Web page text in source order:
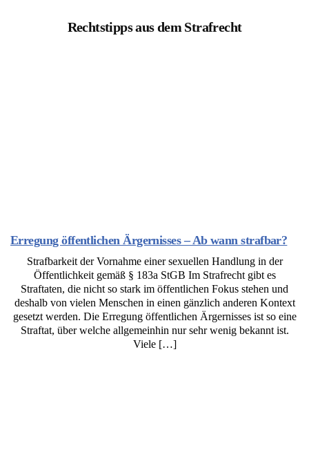
Rechtstipps aus dem Strafrecht
Erregung öffentlichen Ärgernisses – Ab wann strafbar?
Strafbarkeit der Vornahme einer sexuellen Handlung in der
Öffentlichkeit gemäß § 183a StGB Im Strafrecht gibt es
Straftaten, die nicht so stark im öffentlichen Fokus stehen und
deshalb von vielen Menschen in einen gänzlich anderen Kontext
gesetzt werden. Die Erregung öffentlichen Ärgernisses ist so eine
Straftat, über welche allgemeinhin nur sehr wenig bekannt ist.
Viele […]